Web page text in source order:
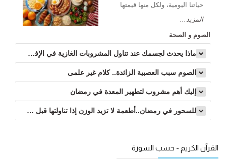
حياتنا اليومية، ولكل منها قيمتها
المزيد...
الصوم و الصحة
ماذا يحدث لجسمك عند تناول المشروبات الغازية في الإفطار والسحور...
الصوم سبب العصبية الزائدة.. كلام غير علمى
إليك أهم مشروب لتطهير المعدة في رمضان
للسحور في رمضان..أطعمة لا تزيد الوزن إذا تناولتها قبل النوم...
القرآن الكريم - حسب السورة